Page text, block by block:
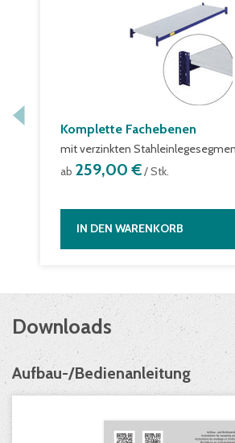
Komplette Fachebenen
mit verzinkten
ab 259,00 €/ Stk.
IN DEN WARENKORB
Downloads
Aufbau-/Bedienanleitung